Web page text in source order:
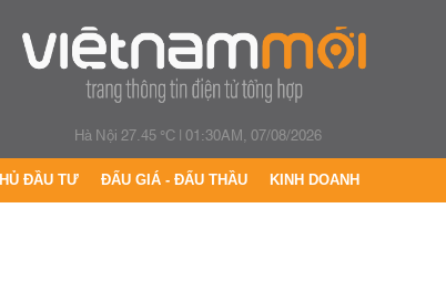
Hà Nội 27.45 °C|01:30AM, 07/08/2026
ĐẦU TƯ ĐẤU GIÁ - ĐẤU THẦU KINH DOANH